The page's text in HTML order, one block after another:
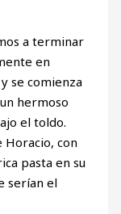
a terminar
en
se comienza
hermoso
el toldo.
Horacio, con
pasta en su
serían el